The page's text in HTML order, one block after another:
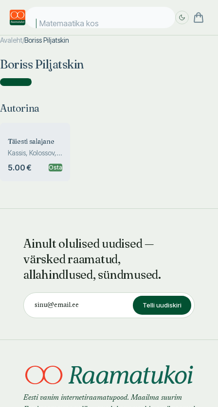
Matemaatika kosm
Avaleht/Boriss Piljatskin
Boriss Piljatskin
Autorina )
Autorina
Täiesti salajane
Kassis, Kolossov,
Piljatskin
5.00 € Osta
Ainult olulised uudised —
värsked raamatud,
allahindlused, sündmused.
Telli uudiskiri
Eesti vanim internetiraamatupood. Maailma suurim